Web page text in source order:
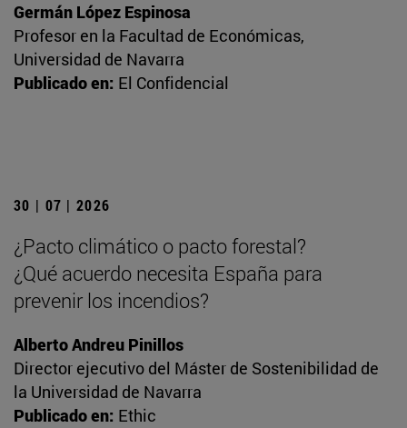
Germán López Espinosa
Profesor en la Facultad de Económicas,
Universidad de Navarra
Publicado en: El Confidencial
30 | 07 | 2026
¿Pacto climático o pacto forestal?
¿Qué acuerdo necesita España para
prevenir los incendios?
Alberto Andreu Pinillos
Director ejecutivo del Máster de Sostenibilidad de
la Universidad de Navarra
Publicado en: Ethic